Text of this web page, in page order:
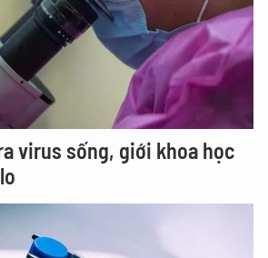
virus sống, giới khoa học